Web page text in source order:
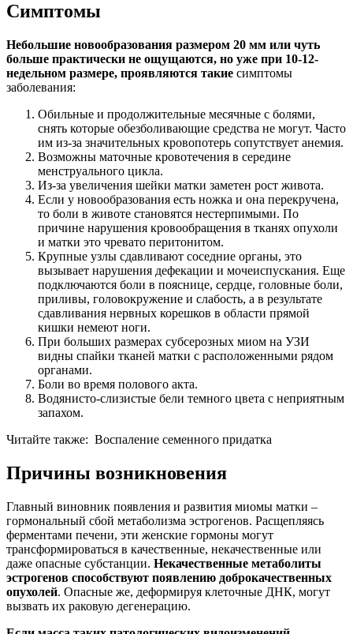
Симптомы
Небольшие новообразования размером 20 мм или чуть
больше практически не ощущаются, но уже при 10-12-
недельном размере, проявляются такие симптомы
заболевания:
Обильные и продолжительные месячные с болями,
снять которые обезболивающие средства не могут. Часто
им из-за значительных кровопотерь сопутствует анемия.
Возможны маточные кровотечения в середине
менструального цикла.
Из-за увеличения шейки матки заметен рост живота.
Если у новообразования есть ножка и она перекручена,
то боли в животе становятся нестерпимыми. По
причине нарушения кровообращения в тканях опухоли
и матки это чревато перитонитом.
Крупные узлы сдавливают соседние органы, это
вызывает нарушения дефекации и мочеиспускания. Еще
подключаются боли в пояснице, сердце, головные боли,
приливы, головокружение и слабость, а в результате
сдавливания нервных корешков в области прямой
кишки немеют ноги.
При больших размерах субсерозных миом на УЗИ
видны спайки тканей матки с расположенными рядом
органами.
Боли во время полового акта.
Водянисто-слизистые бели темного цвета с неприятным
запахом.
Читайте также: Воспаление семенного придатка
Причины возникновения
Главный виновник появления и развития миомы матки –
гормональный сбой метаболизма эстрогенов. Расщепляясь
ферментами печени, эти женские гормоны могут
трансформироваться в качественные, некачественные или
даже опасные субстанции. Некачественные метаболиты
эстрогенов способствуют появлению доброкачественных
опухолей. Опасные же, деформируя клеточные ДНК, могут
вызвать их раковую дегенерацию.